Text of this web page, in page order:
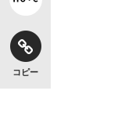
コピー